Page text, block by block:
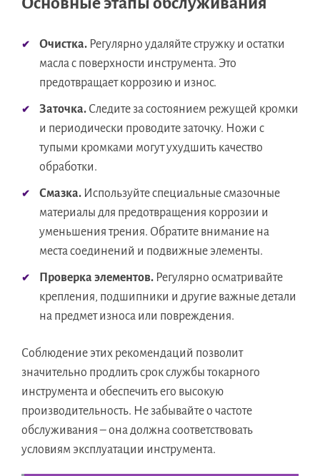
Очистка. Регулярно удаляйте стружку и остатки
масла с поверхности инструмента. Это
предотвращает коррозию и износ.
Заточка. Следите за состоянием режущей кромки
и периодически проводите заточку. Ножи с
тупыми кромками могут ухудшить качество
обработки.
Смазка. Используйте специальные смазочные
материалы для предотвращения коррозии и
уменьшения трения. Обратите внимание на
места соединений и подвижные элементы.
Проверка элементов. Регулярно осматривайте
крепления, подшипники и другие важные детали
на предмет износа или повреждения.
Соблюдение этих рекомендаций позволит
значительно продлить срок службы токарного
инструмента и обеспечить его высокую
производительность. Не забывайте о частоте
обслуживания – она должна соответствовать
условиям эксплуатации инструмента.